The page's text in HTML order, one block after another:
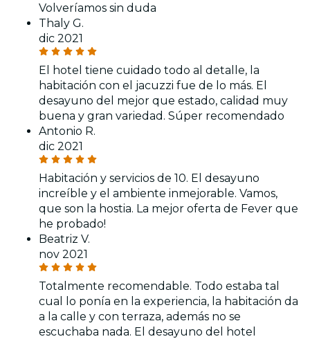
Volveríamos sin duda
Thaly G.
dic 2021
El hotel tiene cuidado todo al detalle, la
habitación con el jacuzzi fue de lo más. El
desayuno del mejor que estado, calidad muy
buena y gran variedad. Súper recomendado
Antonio R.
dic 2021
Habitación y servicios de 10. El desayuno
increíble y el ambiente inmejorable. Vamos,
que son la hostia. La mejor oferta de Fever que
he probado!
Beatriz V.
nov 2021
Totalmente recomendable. Todo estaba tal
cual lo ponía en la experiencia, la habitación da
a la calle y con terraza, además no se
escuchaba nada. El desayuno del hotel